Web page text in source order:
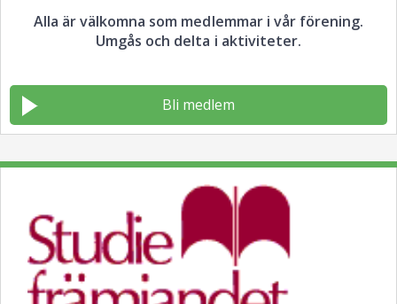
Alla är välkomna som medlemmar i vår förening.
Umgås och delta i aktiviteter.
Bli medlem